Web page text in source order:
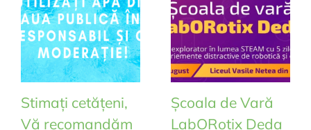
prin
intermediul
a
fost
sistemul
de
Stimați cetățeni,
Vă recomandăm
Școala de Vară
LabORotix Deda